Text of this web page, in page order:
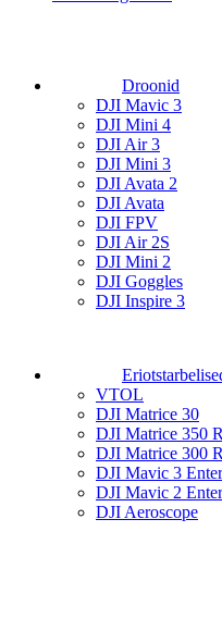
Droonid
DJI Mavic 3
DJI Mini 4
DJI Air 3
DJI Mini 3
DJI Avata 2
DJI Avata
DJI FPV
DJI Air 2S
DJI Mini 2
DJI Goggles
DJI Inspire 3
VTOL
DJI Matrice 30
DJI Matrice 350
DJI Matrice 300
DJI Mavic 3
DJI Mavic 2
DJI Aeroscope